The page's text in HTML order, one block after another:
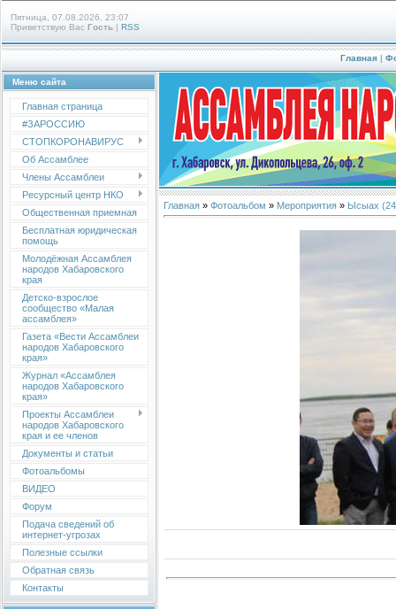
Пятница, 07.08.2026, 23:07
Приветствую Вас Гость | RSS
Главная |
Меню сайта
Главная страница
#ЗАРОССИЮ
СТОПКОРОНАВИРУС
Об Ассамблее
Члены Ассамблеи
Ресурсный центр НКО
Общественная приемная
Бесплатная юридическая
помощь
Молодёжная Ассамблея
народов Хабаровского
края
Детско-взрослое
сообщество «Малая
ассамблея»
Газета «Вести Ассамблеи
народов Хабаровского
края»
Журнал «Ассамблея
народов Хабаровского
края»
Проекты Ассамблеи
народов Хабаровского
края и ее членов
Документы и статьи
Фотоальбомы
ВИДЕО
Форум
Подача сведений об
интернет-угрозах
Полезные ссылки
Обратная связь
Контакты
Главная » Фотоальбом » Мероприятия » Ысыах (24